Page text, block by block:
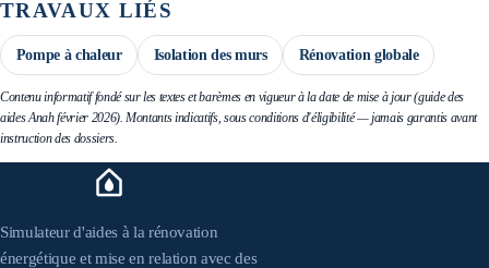
TRAVAUX LIÉS
Pompe à chaleur Isolation des murs Rénovation globale
Contenu informatif fondé sur les textes et barèmes en vigueur à la date de mise à jour (guide des
aides Anah février 2026). Montants indicatifs, sous conditions d'éligibilité — jamais garantis avant
instruction des dossiers.
Simulateur d'aides à la rénovation
énergétique et mise en relation avec des